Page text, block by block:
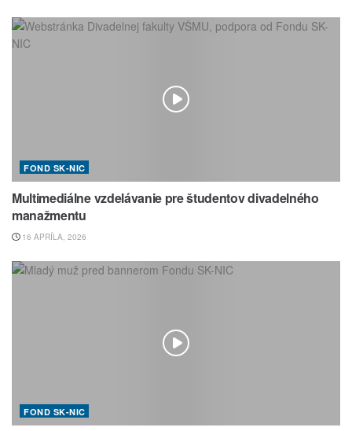
FOND SK-NIC
Multimediálne vzdelávanie pre študentov divadelného
manažmentu
16 APRÍLA, 2026
FOND SK-NIC